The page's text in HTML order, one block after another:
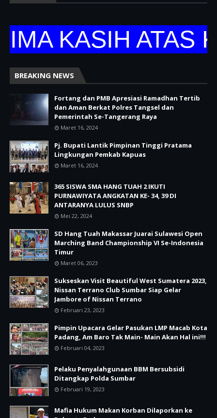
KASIH ATAS
BREAKING NEWS
Fortang dan PMB Apresiasi Ramadhan Tertib
dan Aman Berkat Polres Tangsel dan
Pemerintah Se-Tangerang Raya
Maret 16, 2024
Pj. Bupati Lantik Pimpinan Tinggi Pratama
Lingkungan Pemkab Kapuas
Maret 16, 2024
365 SISWA SMA HANG TUAH 2 IKUTI
PURNAWIYATA ANGKATAN KE- 34, 39 DI
ANTARANYA LULUS SNBP
Mei 22, 2024
SD Hang Tuah Makassar Juarai Sulawesi Open
Marching Band Championship VI Se-Indonesia
Timur
Maret 06, 2023
Sukseskan Visit Beautiful West Sumatera 2023,
Nissan Terrano Club Sumbar Siap Gelar
Jambore of Nissan Terrano
Februari 23, 2023
Pimpin Upacara Gelar Pasukan LMP Macab Kota
Padang, Am Baro Tak Main- Main Akan Hal ini!!!
Februari 04, 2023
Pelaku Penyalahgunaan BBM Bersubsidi
Ditangkap Polda Sumbar
Februari 19, 2023
Mafia Hukum Makan Korban Dilaporkan ke